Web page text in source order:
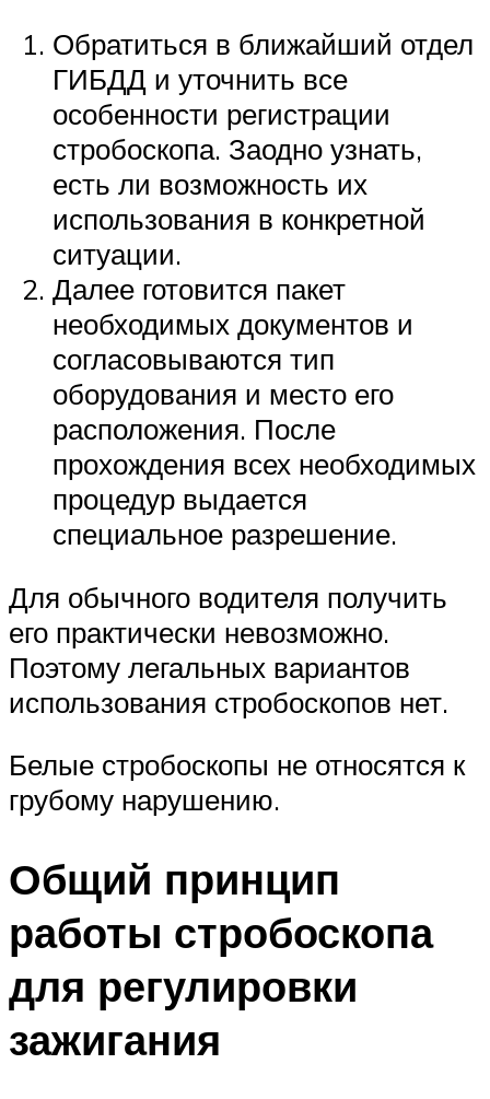
Обратиться в ближайший отдел
ГИБДД и уточнить все
особенности регистрации
стробоскопа. Заодно узнать,
есть ли возможность их
использования в конкретной
ситуации.
Далее готовится пакет
необходимых документов и
согласовываются тип
оборудования и место его
расположения. После
прохождения всех необходимых
процедур выдается
специальное разрешение.
Для обычного водителя получить
его практически невозможно.
Поэтому легальных вариантов
использования стробоскопов нет.
Белые стробоскопы не относятся к
грубому нарушению.
Общий принцип
работы стробоскопа
для регулировки
зажигания